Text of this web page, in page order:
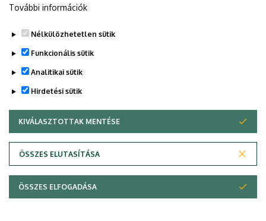
© 2026 Unideb
További információk
Nélkülözhetetlen sütik
Funkcionális sütik
Analitikai sütik
Hirdetési sütik
KIVÁLASZTOTTAK MENTÉSE
ÖSSZES ELUTASÍTÁSA
WITHDRAW CONSENT
ÖSSZES ELFOGADÁSA